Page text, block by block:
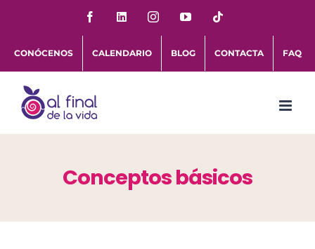
contenido
FacebookLinkedInInstagramYouTube
CONÓCENOS CALENDARIO BLOG CONTACTA FAQ
Conceptos básicos